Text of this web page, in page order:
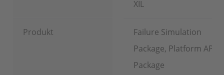
XIL
Produkt
Failure Simulation
Package, Platform API
Package